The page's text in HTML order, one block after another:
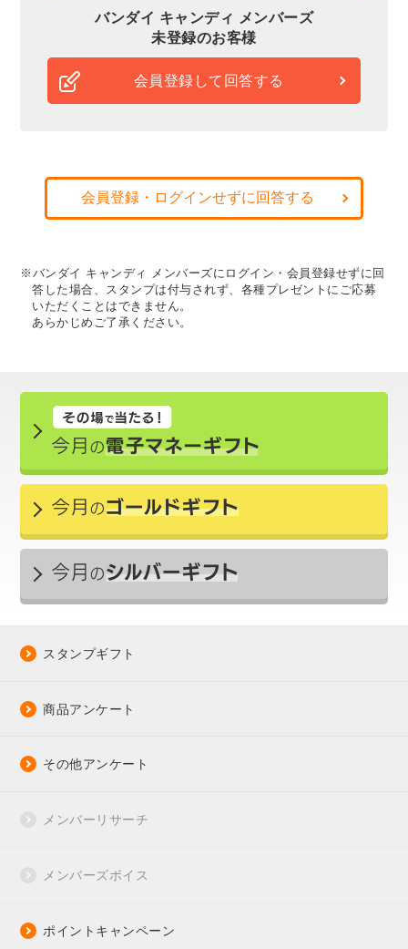
バンダイ キャンディ メンバーズ
未登録のお客様
会員登録して回答する
会員登録・ログインせずに回答する
※バンダイ キャンディ メンバーズにログイン・会員登録せずに回
答した場合、スタンプは付与されず、各種プレゼントにご応募
いただくことはできません。
あらかじめご了承ください。
スタンプギフト
商品アンケート
その他アンケート
メンバーリサーチ
メンバーズボイス
ポイントキャンペーン